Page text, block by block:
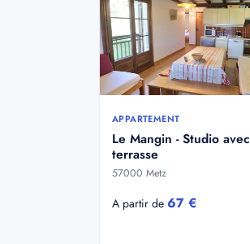
APPARTEMENT
Le Mangin - Studio avec
terrasse
57000 Metz
A partir de 67 €